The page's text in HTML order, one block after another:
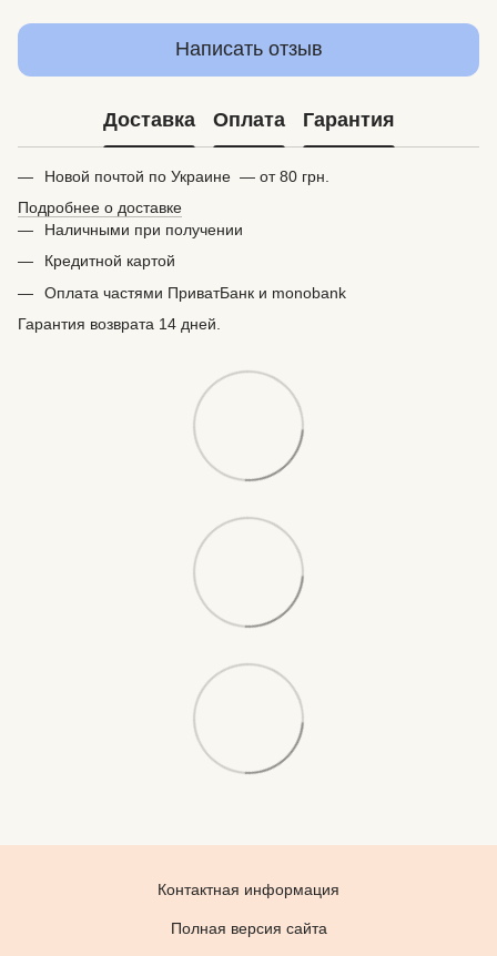
Написать отзыв
Доставка Оплата Гарантия
Новой почтой по Украине — от 80 грн.
Подробнее о доставке
Наличными при получении
Кредитной картой
Оплата частями ПриватБанк и monobank
Гарантия возврата 14 дней.
Контактная информация
Полная версия сайта